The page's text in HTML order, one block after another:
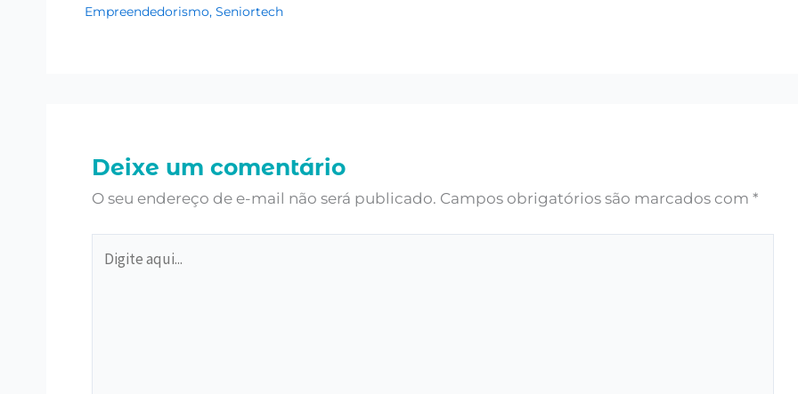
Empreendedorismo, Seniortech
Deixe um comentário
O seu endereço de e-mail não será publicado. Campos obrigatórios são marcados com *
aqui...